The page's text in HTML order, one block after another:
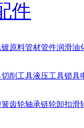
件
镀原料管材管件润滑油
切削工具液压工具锁具
簧齿轮轴承链轮卸扣滑